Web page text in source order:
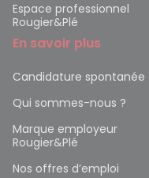
Espace professionnel
Rougier&Plé
En savoir plus
Candidature spontanée
Qui sommes-nous ?
Marque employeur
Rougier&Plé
Nos offres d’emploi